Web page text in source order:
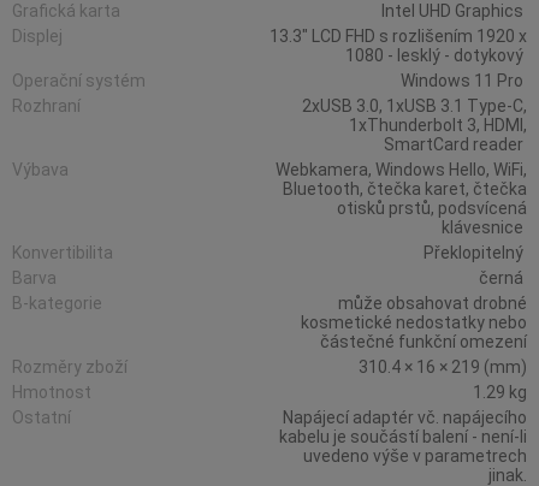
Grafická karta
Intel UHD Graphics
Displej
13.3" LCD FHD s rozlišením 1920 x
1080 - lesklý - dotykový
Operační systém
Windows 11 Pro
Rozhraní
2xUSB 3.0, 1xUSB 3.1 Type-C,
1xThunderbolt 3, HDMI,
SmartCard reader
Výbava
Webkamera, Windows Hello, WiFi,
Bluetooth, čtečka karet, čtečka
otisků prstů, podsvícená
klávesnice
Konvertibilita
Překlopitelný
Barva
černá
B-kategorie
může obsahovat drobné
kosmetické nedostatky nebo
částečné funkční omezení
Rozměry zboží
310.4 × 16 × 219 (mm)
Hmotnost
1.29 kg
Ostatní
Napájecí adaptér vč. napájecího
kabelu je součástí balení - není-li
uvedeno výše v parametrech
jinak.